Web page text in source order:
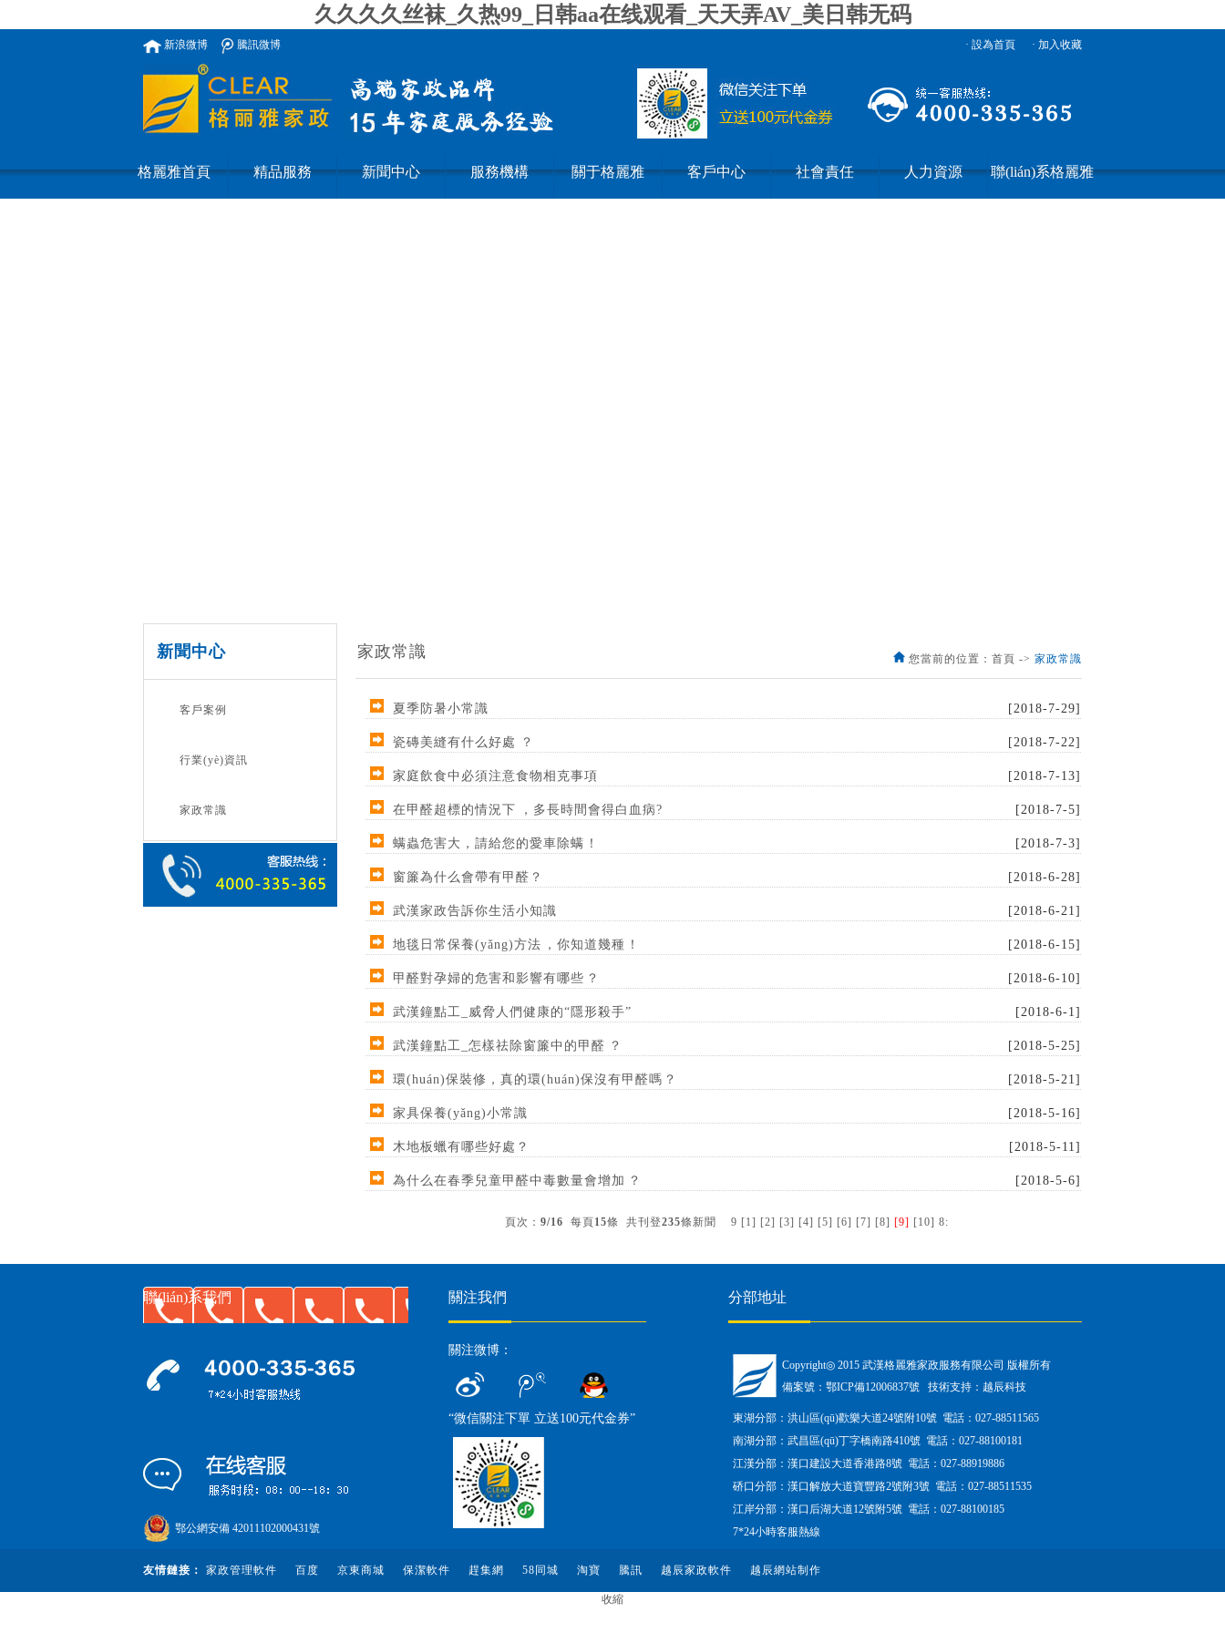
久久久久丝袜_久热99_日韩aa在线观看_天天弄AV_美日韩无码
新浪微博 騰訊微博 · 設為首頁 · 加入收藏
格麗雅首頁 精品服務 新聞中心 服務機構 關于格麗雅 客戶中心 社會責任 人力資源 聯(lián)系格麗雅
新聞中心
客戶案例
行業(yè)資訊
家政常識
家政常識 您當前的位置：首頁 -> 家政常識
夏季防暑小常識 [2018-7-29]
瓷磚美縫有什么好處？ [2018-7-22]
家庭飲食中必須注意食物相克事項 [2018-7-13]
在甲醛超標的情況下，多長時間會得白血病? [2018-7-5]
螨蟲危害大，請給您的愛車除螨！ [2018-7-3]
窗簾為什么會帶有甲醛？ [2018-6-28]
武漢家政告訴你生活小知識 [2018-6-21]
地毯日常保養(yǎng)方法，你知道幾種！ [2018-6-15]
甲醛對孕婦的危害和影響有哪些？ [2018-6-10]
武漢鐘點工_威脅人們健康的“隱形殺手” [2018-6-1]
武漢鐘點工_怎樣祛除窗簾中的甲醛？ [2018-5-25]
環(huán)保裝修，真的環(huán)保沒有甲醛嗎？ [2018-5-21]
家具保養(yǎng)小常識 [2018-5-16]
木地板蠟有哪些好處？ [2018-5-11]
為什么在春季兒童甲醛中毒數量會增加？ [2018-5-6]
頁次： 9/16 每頁15條 共刊登235條 新聞 9 [1] [2] [3] [4] [5] [6] [7] [8] [9] [10] 8:
聯(lián)系我們
鄂公網安備 42011102000431號
關注我們
關注微博：
“微信關注下單 立送100元代金券”
分部地址
Copyright◎ 2015 武漢格麗雅家政服務有限公司 版權所有
備案號： 鄂ICP備12006837號 技術支持： 越辰科技
東湖分部：洪山區(qū)歡樂大道24號附10號 電話：027-88511565
南湖分部：武昌區(qū)丁字橋南路410號 電話：027-88100181
江漢分部：漢口建設大道香港路8號 電話：027-88919886
硚口分部：漢口解放大道寶豐路2號附3號 電話：027-88511535
江岸分部：漢口后湖大道12號附5號 電話：027-88100185
7*24小時客服熱線
友情鏈接： 家政管理軟件 百度 京東商城 保潔軟件 趕集網 58同城 淘寶 騰訊 越辰家政軟件 越辰網站制作
收縮